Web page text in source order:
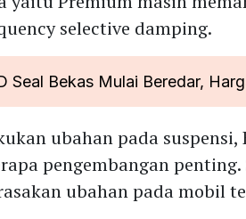
selective damping.
Seal Bekas Mulai Beredar,
ubahan pada suspensi,
pengembangan
ubahan pada mobil